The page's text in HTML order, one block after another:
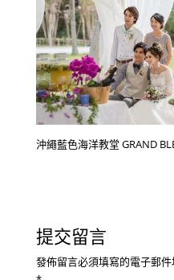
沖繩藍色海洋教堂 GRAND
提交留言
發佈留言必須填寫的電子郵件